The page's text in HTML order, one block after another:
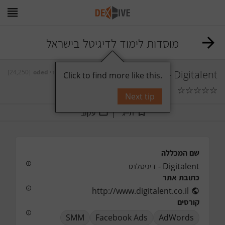
מוסדות לימוד לדיגיטל בישראל
Digitalent - דיגיטלנט
☆
☆
☆
☆
☆
0 תגובות
תייג עקוב
שם המכללה
Digitalent - דיגיטלנט
כתובת אתר
http://www.digitalent.co.il
קורסים
AdWords
Facebook Ads
SMM
Click to find more like this.
Next tip